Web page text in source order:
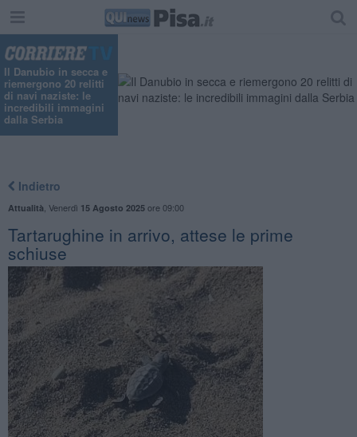
Il Danubio in secca e
riemergono 20 relitti
di navi naziste: le
incredibili immagini
dalla Serbia
Indietro
Attualità Venerdì 15 Agosto 2025ore 09:00
Tartarughine in arrivo, attese le prime
schiuse